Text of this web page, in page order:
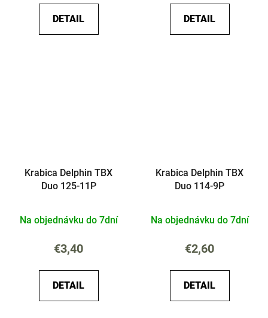
DETAIL DETAIL
Krabica Delphin TBX
Duo 125-11P
Na objednávku do 7dní
€3,40
DETAIL
Krabica Delphin TBX
Duo 114-9P
Na objednávku do 7dní
€2,60
DETAIL